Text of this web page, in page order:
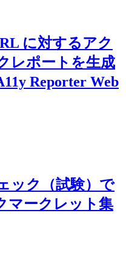
に対するアク
レポートを生成
Reporter Web
ック（試験）で
マークレット集